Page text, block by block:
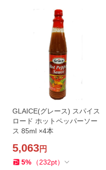
GLAICE(グレース) スパイス
ロード ホットペッパーソー
ス 85ml ×4本
5,063円
5% （232pt）